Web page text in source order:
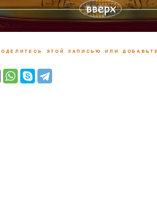
этой записью или